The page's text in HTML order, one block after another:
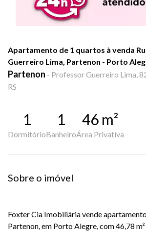
Apartamento de 1 quartos à venda
Guerreiro Lima, Partenon - Porto
Partenon - Professor Guerreiro Lima,
RS
1
Dormitório
1
Banheiro
46 m²
Área Privativa
Sobre o imóvel
Foxter Cia Imobiliária vende
Partenon, em Porto Alegre, com 46,78